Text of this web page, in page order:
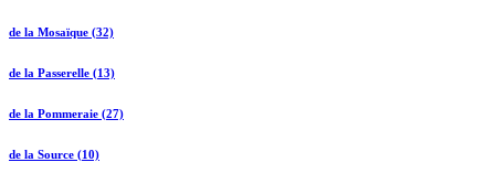
de la Mosaïque (32)
de la Passerelle (13)
de la Pommeraie (27)
de la Source (10)